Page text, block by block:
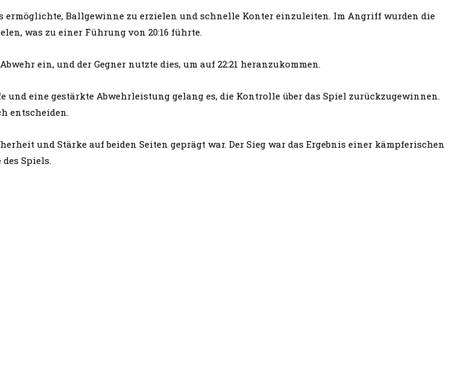
ermöglichte, Ballgewinne zu erzielen und schnelle Konter einzuleiten. Im Angriff wurden die
was zu einer Führung von 20:16 führte.
ein, und der Gegner nutzte dies, um auf 22:21 heranzukommen.
eine gestärkte Abwehrleistung gelang es, die Kontrolle über das Spiel zurückzugewinnen.
entscheiden.
und Stärke auf beiden Seiten geprägt war. Der Sieg war das Ergebnis einer kämpferischen
Spiels.